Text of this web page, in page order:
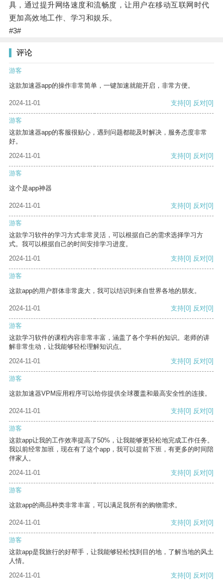
具，通过提升网络速度和流畅度，让用户在移动互联网时代
更加高效地工作、学习和娱乐。
#3#
评论
游客
这款加速器app的操作非常简单，一键加速就能开启，非常方便。
2024-11-01 支持[0] 反对[0]
游客
这款加速器app的客服很贴心，遇到问题都能及时解决，服务态度非常
好。
2024-11-01
支持[0] 反对[0]
游客
这个是app神器
2024-11-01 支持[0] 反对[0]
游客
这款学习软件的学习方式非常灵活，可以根据自己的需求选择学习方
式。我可以根据自己的时间安排学习进度。
2024-11-01
支持[0] 反对[0]
游客
这款app的用户群体非常庞大，我可以结识到来自世界各地的朋友。
2024-11-01 支持[0] 反对[0]
游客
这款学习软件的课程内容非常丰富，涵盖了各个学科的知识。老师的讲
解非常生动，让我能够轻松理解知识点。
2024-11-01
支持[0] 反对[0]
游客
这款加速器VPM应用程序可以给你提供全球覆盖和最高安全性的连接。
2024-11-01 支持[0] 反对[0]
游客
这款app让我的工作效率提高了50%，让我能够更轻松地完成工作任务。
我以前经常加班，现在有了这个app，我可以提前下班，有更多的时间陪
伴家人。
2024-11-01
支持[0] 反对[0]
游客
这款app的商品种类非常丰富，可以满足我所有的购物需求。
2024-11-01 支持[0] 反对[0]
游客
这款app是我旅行的好帮手，让我能够轻松找到目的地，了解当地的风土
人情。
2024-11-01
支持[0] 反对[0]